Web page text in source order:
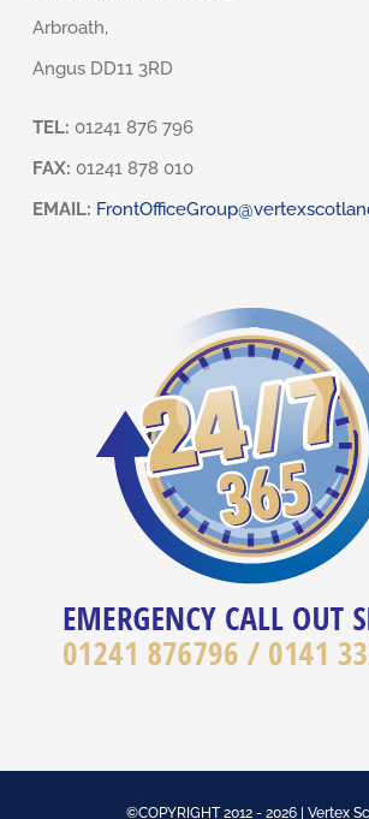
Arbroath,
Angus DD11 3RD
TEL: 01241 876 796
FAX: 01241 878 010
EMAIL:
©COPYRIGHT 2012 - 2026 | Vertex